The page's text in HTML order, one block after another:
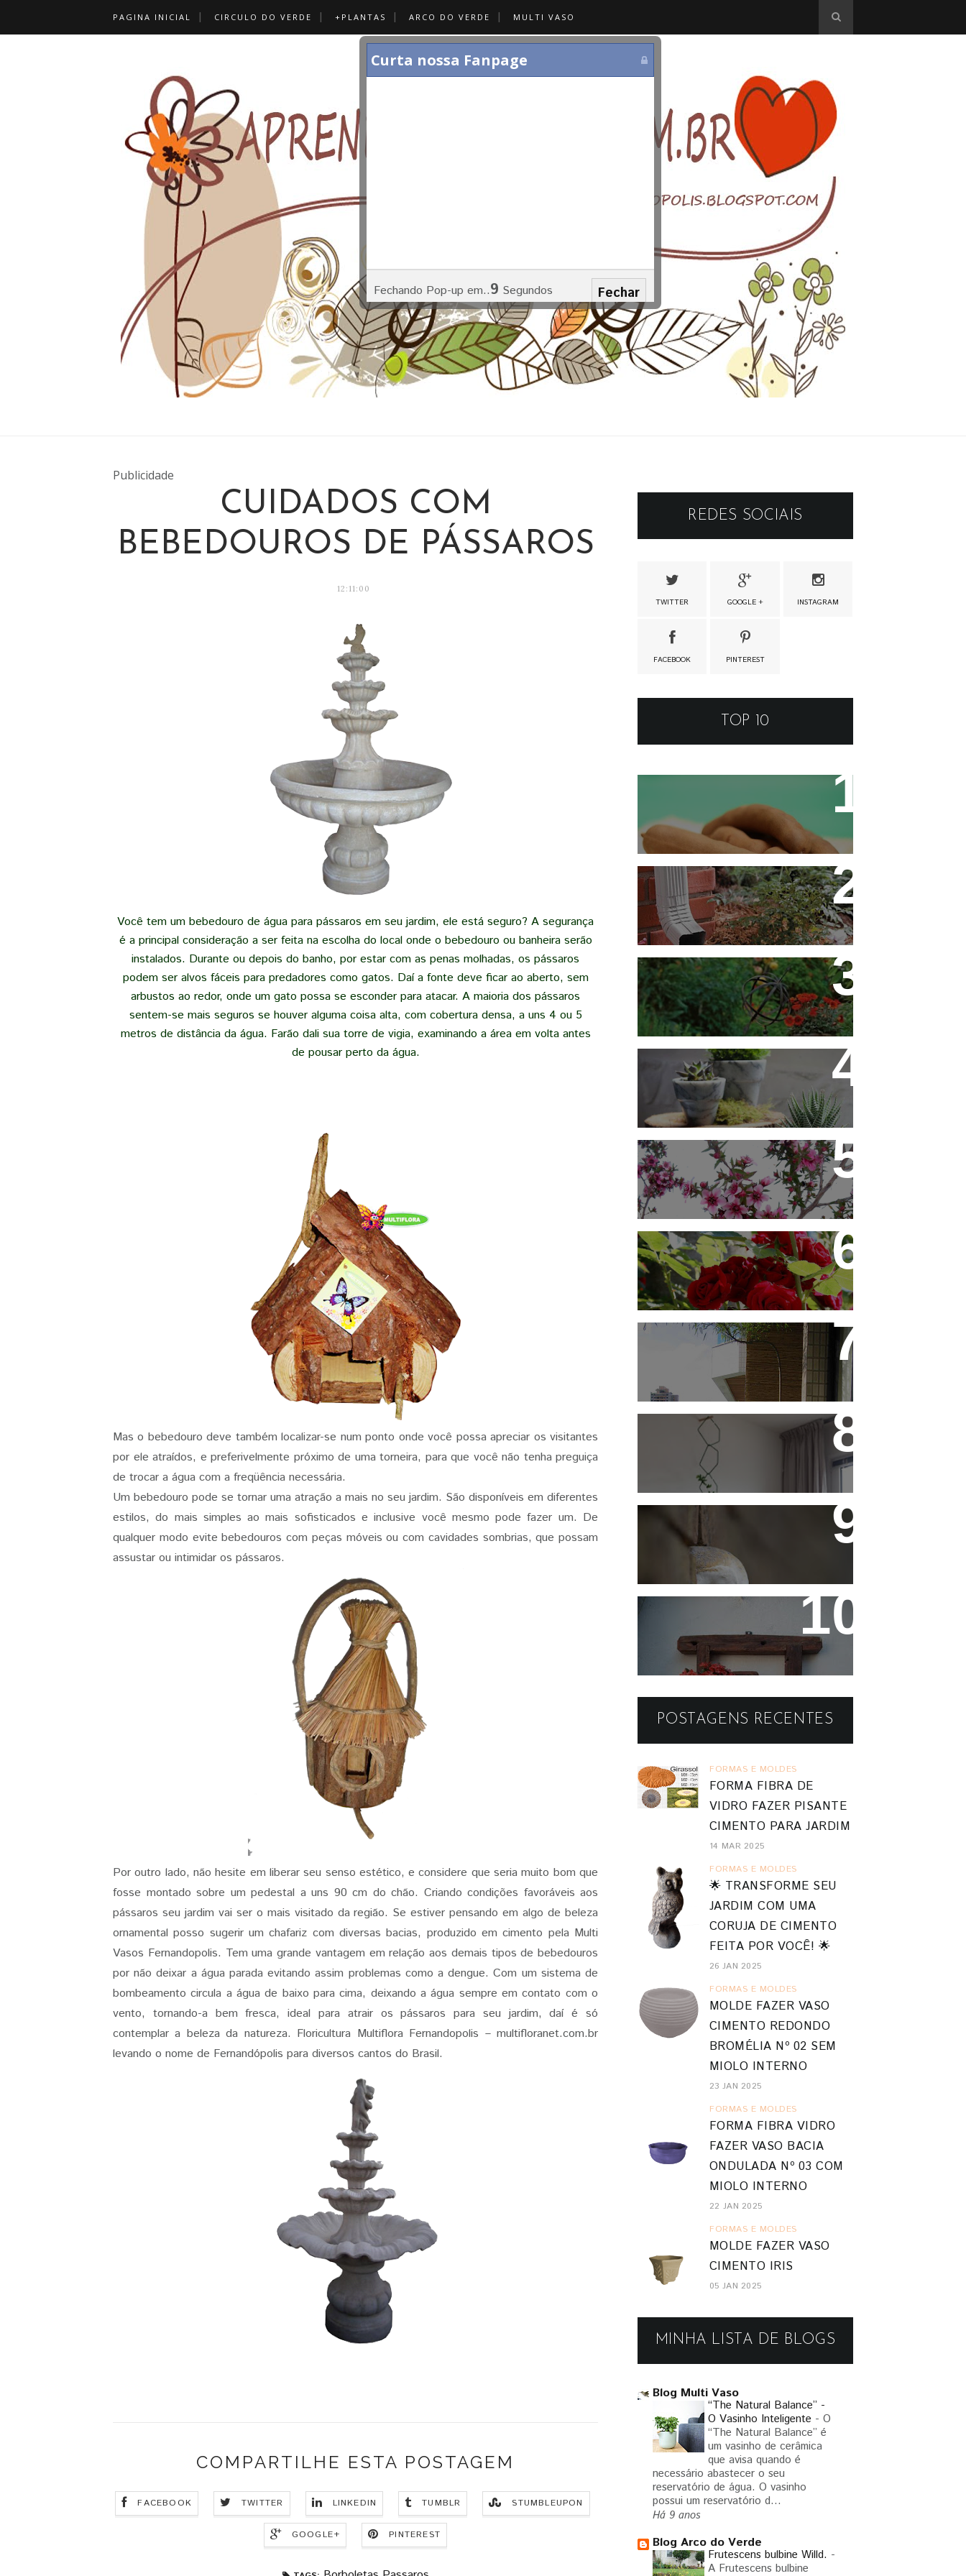
PAGINA INICIAL CIRCULO DO VERDE +PLANTAS ARCO DO VERDE MULTI VASO
Publicidade
CUIDADOS COM
BEBEDOUROS DE PÁSSAROS
12:11:00
Você tem um bebedouro de água para pássaros em seu jardim, ele está seguro? A segurança
é a principal consideração a ser feita na escolha do local onde o bebedouro ou banheira serão
instalados. Durante ou depois do banho, por estar com as penas molhadas, os pássaros
podem ser alvos fáceis para predadores como gatos. Daí a fonte deve ficar ao aberto, sem
arbustos ao redor, onde um gato possa se esconder para atacar. A maioria dos pássaros
sentem-se mais seguros se houver alguma coisa alta, com cobertura densa, a uns 4 ou 5
metros de distância da água. Farão dali sua torre de vigia, examinando a área em volta antes
de pousar perto da água.
Mas o bebedouro deve também localizar-se num ponto onde você possa apreciar os visitantes
por ele atraídos, e preferivelmente próximo de uma torneira, para que você não tenha preguiça
de trocar a água com a freqüência necessária.
Um bebedouro pode se tornar uma atração a mais no seu jardim. São disponíveis em diferentes
estilos, do mais simples ao mais sofisticados e inclusive você mesmo pode fazer um. De
qualquer modo evite bebedouros com peças móveis ou com cavidades sombrias, que possam
assustar ou intimidar os pássaros.
Por outro lado, não hesite em liberar seu senso estético, e considere que seria muito bom que
fosse montado sobre um pedestal a uns 90 cm do chão. Criando condições favoráveis aos
pássaros seu jardim vai ser o mais visitado da região. Se estiver pensando em algo de beleza
ornamental posso sugerir um chafariz com diversas bacias, produzido em cimento pela Multi
Vasos Fernandopolis. Tem uma grande vantagem em relação aos demais tipos de bebedouros
por não deixar a água parada evitando assim problemas como a dengue. Com um sistema de
bombeamento circula a água de baixo para cima, deixando a água sempre em contato com o
vento, tornando-a bem fresca, ideal para atrair os pássaros para seu jardim, daí é só
contemplar a beleza da natureza. Floricultura Multiflora Fernandopolis – multifloranet.com.br
levando o nome de Fernandópolis para diversos cantos do Brasil.
COMPARTILHE ESTA POSTAGEM
FACEBOOK TWITTER LINKEDIN TUMBLR STUMBLEUPON
GOOGLE+ PINTEREST
REDES SOCIAIS
TWITTER GOOGLE + INSTAGRAM
FACEBOOK PINTEREST
TOP 10
Qual o Correto?
Decoração - Folhas [Faça
Você Mesmo]
Flores em Meu Jardim o Ano
Todo
10 Novos Vasinhos na
Decoração - Parte 1
Érica Japonesa - Aprenda a
Cultivar
Você Sabe Tudo Sobre
Rosas?
Saiba Tudo Sobre Jardins de
Treliças, Ganchos e Suportes
- Parte 1
Fotos de Domingo - As
Melhores da Semana
Reaproveitando a Madeira -
Painéis e Vasos de Parede
POSTAGENS RECENTES
FORMAS E MOLDES
FORMA FIBRA DE
VIDRO FAZER PISANTE
CIMENTO PARA JARDIM
14 MAR 2025
FORMAS E MOLDES
🌟 TRANSFORME SEU
JARDIM COM UMA
CORUJA DE CIMENTO
FEITA POR VOCÊ! 🌟
26 JAN 2025
FORMAS E MOLDES
MOLDE FAZER VASO
CIMENTO REDONDO
BROMÉLIA Nº 02 SEM
MIOLO INTERNO
23 JAN 2025
FORMAS E MOLDES
FORMA FIBRA VIDRO
FAZER VASO BACIA
ONDULADA Nº 03 COM
MIOLO INTERNO
22 JAN 2025
FORMAS E MOLDES
MOLDE FAZER VASO
CIMENTO IRIS
05 JAN 2025
MINHA LISTA DE BLOGS
Blog Multi Vaso
“The Natural Balance” -
O Vasinho Inteligente - O
“The Natural Balance” é
um vasinho de cerâmica
que avisa quando é
necessário abastecer o seu
reservatório de água. O vasinho
possui um reservatório d...
Há 9 anos
Blog Arco do Verde
Frutescens bulbine Willd. -
A Frutescens bulbine
Curta nossa Fanpage
Fechando Pop-up em..5 Segundos Fechar